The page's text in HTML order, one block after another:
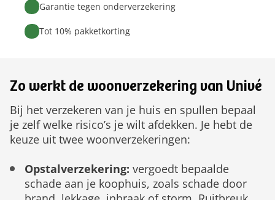
Garantie tegen onderverzekering
Tot 10% pakketkorting
Zo werkt de woonverzekering van Univé
Bij het verzekeren van je huis en spullen bepaal
je zelf welke risico’s je wilt afdekken. Je hebt de
keuze uit twee woonverzekeringen:
Opstalverzekering: vergoedt bepaalde
schade aan je koophuis, zoals schade door